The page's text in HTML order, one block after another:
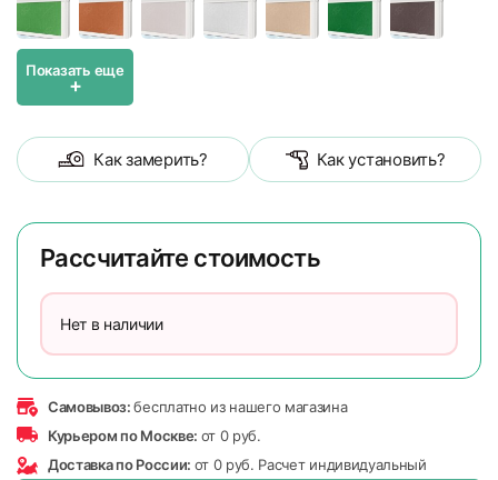
Показать еще
+
Как замерить? Как установить?
Рассчитайте стоимость
Нет в наличии
Самовывоз:бесплатно из нашего магазина
Курьером по Москве: от 0 руб.
Доставка по России: от 0 руб. Расчет индивидуальный